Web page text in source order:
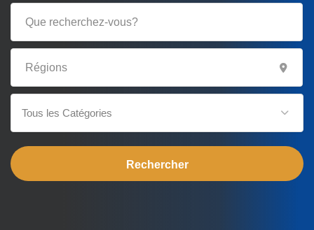
Tous les Catégories